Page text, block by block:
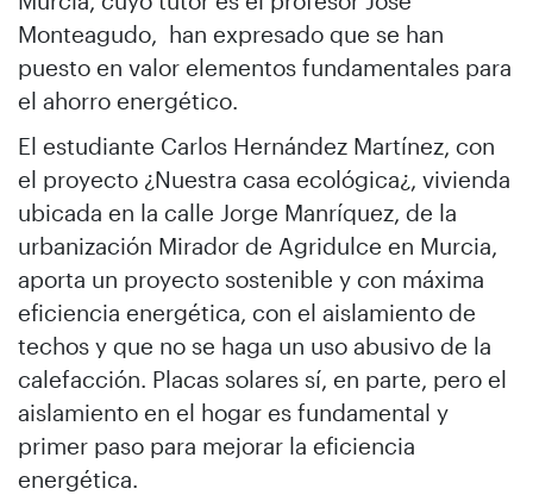
Monteagudo, han expresado que se han
puesto en valor elementos fundamentales para
el ahorro energético.
El estudiante Carlos Hernández Martínez, con
el proyecto ¿Nuestra casa ecológica¿, vivienda
ubicada en la calle Jorge Manríquez, de la
urbanización Mirador de Agridulce en Murcia,
aporta un proyecto sostenible y con máxima
eficiencia energética, con el aislamiento de
techos y que no se haga un uso abusivo de la
calefacción. Placas solares sí, en parte, pero el
aislamiento en el hogar es fundamental y
primer paso para mejorar la eficiencia
energética.